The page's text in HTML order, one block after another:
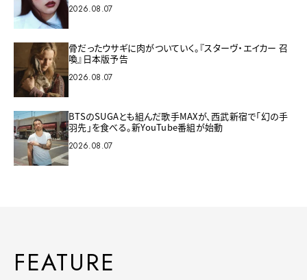
2026.08.07
骨だったウサギに肉がついていく。『スターヴ・エイカー 召
喚』日本版予告
2026.08.07
BTSのSUGAとも組んだ歌手MAXが、西武新宿で「幻の手
羽先」を食べる。新YouTube番組が始動
2026.08.07
FEATURE